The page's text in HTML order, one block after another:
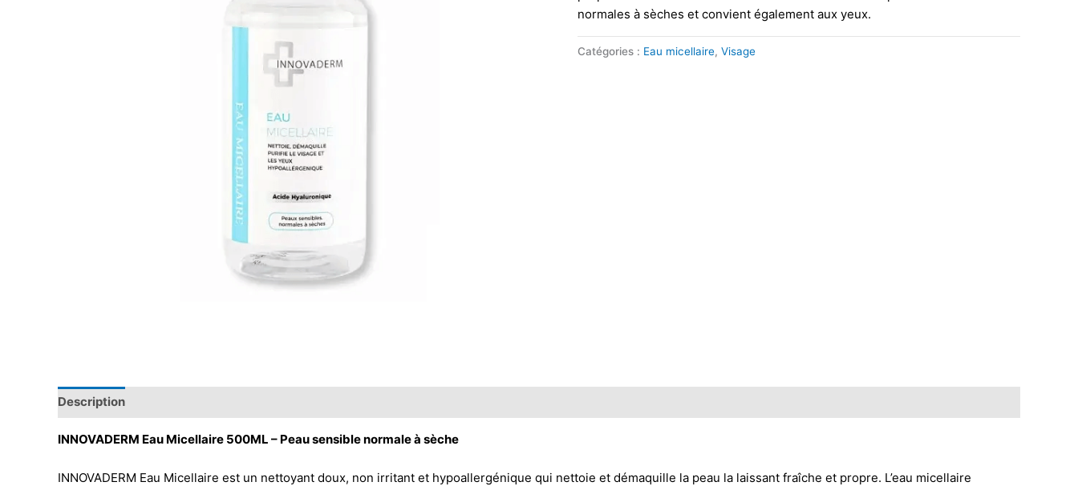
normales à sèches et convient également aux yeux.
Catégories : Eau micellaire, Visage
Description
INNOVADERM Eau Micellaire 500ML – Peau sensible normale à sèche
INNOVADERM Eau Micellaire est un nettoyant doux, non irritant et hypoallergénique qui nettoie et démaquille la peau la laissant fraîche et propre. L’eau micellaire